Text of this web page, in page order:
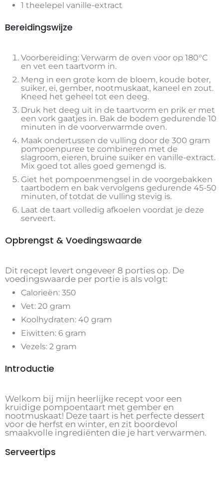
1 theelepel vanille-extract
Bereidingswijze
Voorbereiding: Verwarm de oven voor op 180°C
en vet een taartvorm in.
Meng in een grote kom de bloem, koude boter,
suiker, ei, gember, nootmuskaat, kaneel en zout.
Kneed het geheel tot een deeg.
Druk het deeg uit in de taartvorm en prik er met
een vork gaatjes in. Bak de bodem gedurende 10
minuten in de voorverwarmde oven.
Maak ondertussen de vulling door de 300 gram
pompoenpuree te combineren met de
slagroom, eieren, bruine suiker en vanille-extract.
Mix goed tot alles goed gemengd is.
Giet het pompoenmengsel in de voorgebakken
taartbodem en bak vervolgens gedurende 45-50
minuten, of totdat de vulling stevig is.
Laat de taart volledig afkoelen voordat je deze
serveert.
Opbrengst & Voedingswaarde
Dit recept levert ongeveer 8 porties op. De
voedingswaarde per portie is als volgt:
Calorieën: 350
Vet: 20 gram
Koolhydraten: 40 gram
Eiwitten: 6 gram
Vezels: 2 gram
Introductie
Welkom bij mijn heerlijke recept voor een
kruidige pompoentaart met gember en
nootmuskaat! Deze taart is het perfecte dessert
voor de herfst en winter, en zit boordevol
smaakvolle ingrediënten die je hart verwarmen.
Serveertips